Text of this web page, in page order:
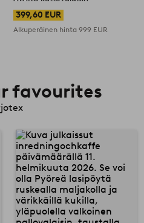
399,60 EUR
Alkuperäinen hinta 999 EUR
favourites